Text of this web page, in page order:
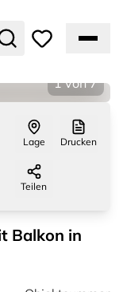
1 von 7
Lage Drucken
Teilen
Balkon in